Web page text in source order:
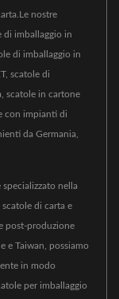
nostre
di imballaggio in
di imballaggio in
scatole di
scatole in cartone
con impianti di
da Germania,
nella
di carta e
post-produzione
e Taiwan, possiamo
in modo
per imballaggio